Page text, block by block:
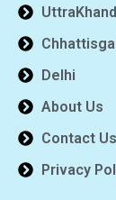
UttraKhand
Delhi
About Us
Contact Us
Privacy